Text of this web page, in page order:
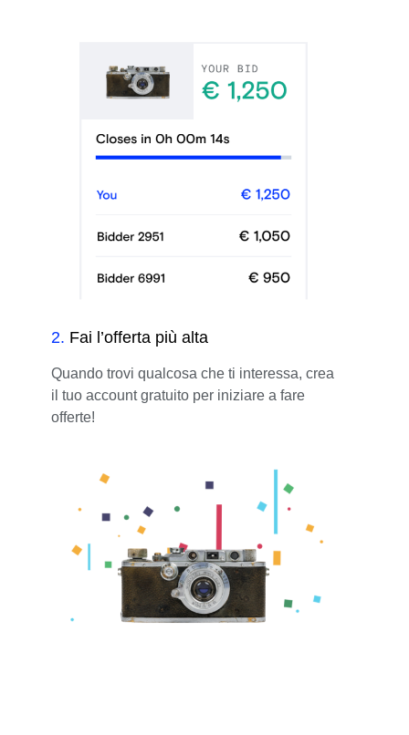
2. Fai l’offerta più alta
Quando trovi qualcosa che ti interessa, crea
il tuo account gratuito per iniziare a fare
offerte!